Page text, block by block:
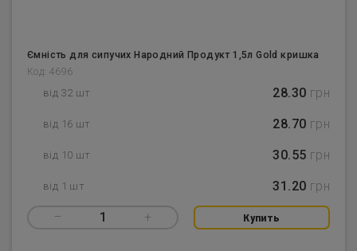
Ємність для сипучих Народний Продукт 1,5л Gold кришка
Код: 4696
від 32 шт 28.30 грн
від 16 шт 28.70 грн
від 10 шт 30.55 грн
від 1 шт 31.20 грн
– 1 + Купить